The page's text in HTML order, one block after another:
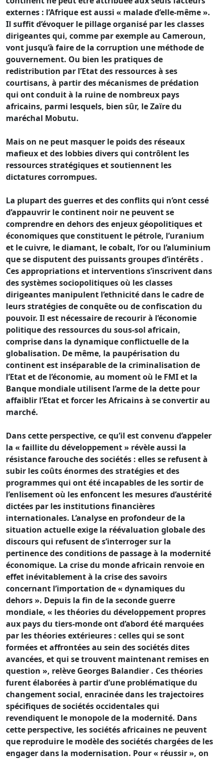
externes : l’Afrique est aussi « malade d’elle-même ».
Il suffit d’évoquer le pillage organisé par les classes
dirigeantes qui, comme par exemple au Cameroun,
vont jusqu’à faire de la corruption une méthode de
gouvernement. Ou bien les pratiques de
redistribution par l’Etat des ressources à ses
courtisans, à partir des mécanismes de prédation
qui ont conduit à la ruine de nombreux pays
africains, parmi lesquels, bien sûr, le Zaïre du
maréchal Mobutu.
Mais on ne peut masquer le poids des réseaux
mafieux et des lobbies divers qui contrôlent les
ressources stratégiques et soutiennent les
dictatures corrompues.
La plupart des guerres et des conflits qui n’ont cessé
d’appauvrir le continent noir ne peuvent se
comprendre en dehors des enjeux géopolitiques et
économiques que constituent le pétrole, l’uranium
et le cuivre, le diamant, le cobalt, l’or ou l’aluminium
que se disputent des puissants groupes d’intérêts .
Ces appropriations et interventions s’inscrivent dans
des systèmes sociopolitiques où les classes
dirigeantes manipulent l’ethnicité dans le cadre de
leurs stratégies de conquête ou de confiscation du
pouvoir. Il est nécessaire de recourir à l’économie
politique des ressources du sous-sol africain,
comprise dans la dynamique conflictuelle de la
globalisation. De même, la paupérisation du
continent est inséparable de la criminalisation de
l’Etat et de l’économie, au moment où le FMI et la
Banque mondiale utilisent l’arme de la dette pour
affaiblir l’Etat et forcer les Africains à se convertir au
marché.
Dans cette perspective, ce qu’il est convenu d’appeler
la « faillite du développement » révèle aussi la
résistance farouche des sociétés : elles se refusent à
subir les coûts énormes des stratégies et des
programmes qui ont été incapables de les sortir de
l’enlisement où les enfoncent les mesures d’austérité
dictées par les institutions financières
internationales. L’analyse en profondeur de la
situation actuelle exige la réévaluation globale des
discours qui refusent de s’interroger sur la
pertinence des conditions de passage à la modernité
économique. La crise du monde africain renvoie en
effet inévitablement à la crise des savoirs
concernant l’importation de « dynamiques du
dehors ». Depuis la fin de la seconde guerre
mondiale, « les théories du développement propres
aux pays du tiers-monde ont d’abord été marquées
par les théories extérieures : celles qui se sont
formées et affrontées au sein des sociétés dites
avancées, et qui se trouvent maintenant remises en
question », relève Georges Balandier . Ces théories
furent élaborées à partir d’une problématique du
changement social, enracinée dans les trajectoires
spécifiques de sociétés occidentales qui
revendiquent le monopole de la modernité. Dans
cette perspective, les sociétés africaines ne peuvent
que reproduire le modèle des sociétés chargées de les
engager dans la modernisation. Pour « réussir », on